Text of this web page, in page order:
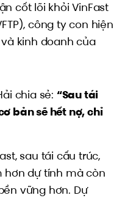
cốt lõi khỏi VinFast
công ty con hiện
kinh doanh của
chia sẻ: “Sau tái
bản sẽ hết nợ, chỉ
sau tái cấu trúc,
hơn dự tính mà còn
vững hơn. Dự